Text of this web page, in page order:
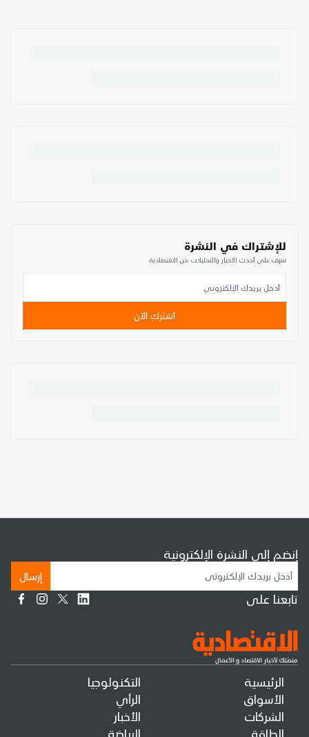
للإشتراك في النشرة
تعرف على أحدث الأخبار والتحليلات من الاقتصادية
اشترك الآن
الرئيسية
الأسواق
الشركات
الطاقة
التكنولوجيا
الرأي
الأخبار
الرياضة
إنضم إلى النشرة الإلكترونية
إرسال
تابعنا على